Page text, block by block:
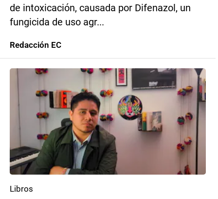
de intoxicación, causada por Difenazol, un
fungicida de uso agr...
Redacción EC
Libros